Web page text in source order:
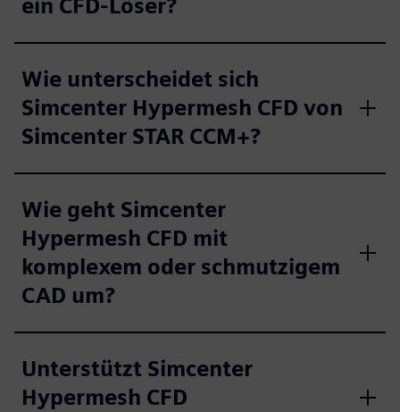
ein CFD-Löser?
Wie unterscheidet sich
Simcenter Hypermesh CFD von
Simcenter STAR CCM+?
Wie geht Simcenter
Hypermesh CFD mit
komplexem oder schmutzigem
CAD um?
Unterstützt Simcenter
Hypermesh CFD